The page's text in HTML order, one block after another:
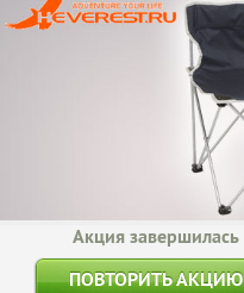
Акция завершилась
ПОВТОРИТЬ АКЦИЮ